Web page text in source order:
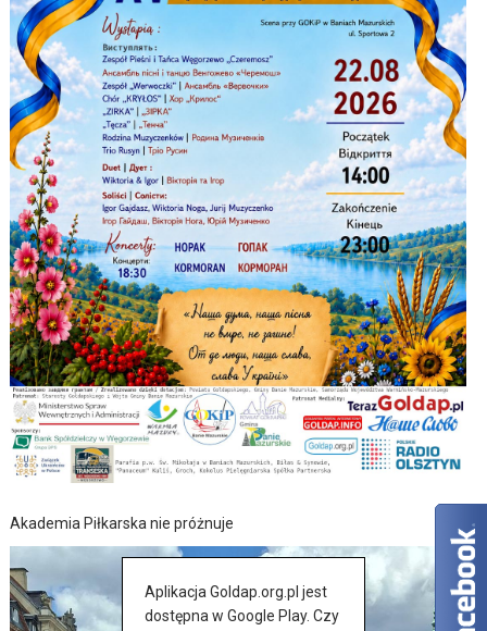
Akademia Piłkarska nie próżnuje
Aplikacja Goldap.org.pl jest
dostępna w Google Play. Czy